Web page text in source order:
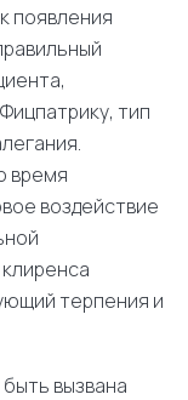
появления
тип
время
воздействие
терпения и
вызвана